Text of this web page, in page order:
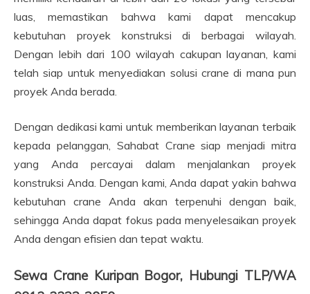
luas, memastikan bahwa kami dapat mencakup
kebutuhan proyek konstruksi di berbagai wilayah.
Dengan lebih dari 100 wilayah cakupan layanan, kami
telah siap untuk menyediakan solusi crane di mana pun
proyek Anda berada.
Dengan dedikasi kami untuk memberikan layanan terbaik
kepada pelanggan, Sahabat Crane siap menjadi mitra
yang Anda percayai dalam menjalankan proyek
konstruksi Anda. Dengan kami, Anda dapat yakin bahwa
kebutuhan crane Anda akan terpenuhi dengan baik,
sehingga Anda dapat fokus pada menyelesaikan proyek
Anda dengan efisien dan tepat waktu.
Sewa Crane Kuripan Bogor, Hubungi TLP/WA